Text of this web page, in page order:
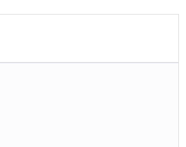
gelecek ürünler neler?